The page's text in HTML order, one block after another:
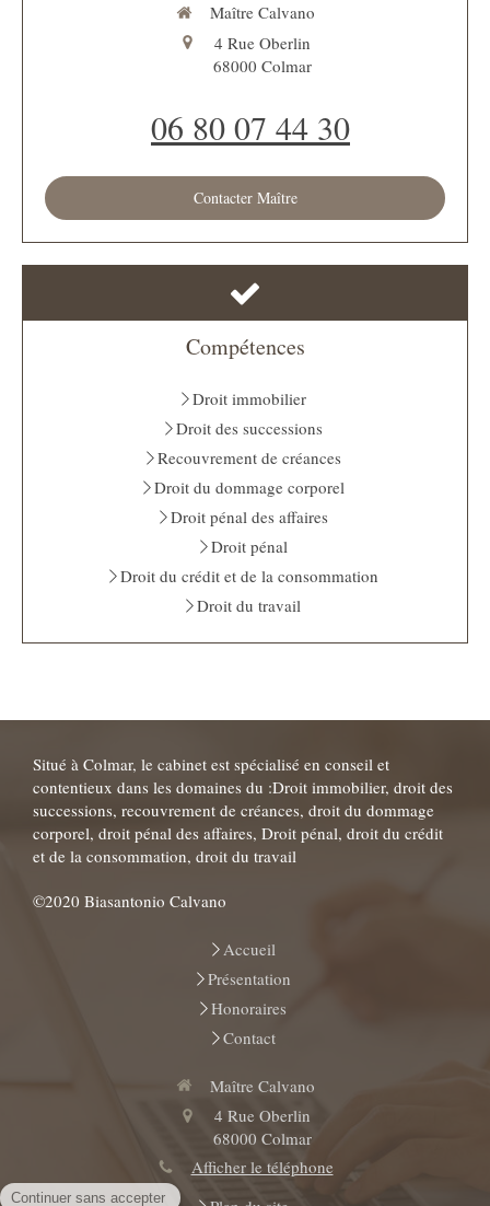
Maître Calvano
4 Rue Oberlin
68000 Colmar
06 80 07 44 30
Contacter Maître
Compétences
Droit immobilier
Droit des successions
Recouvrement de créances
Droit du dommage corporel
Droit pénal des affaires
Droit pénal
Droit du crédit et de la consommation
Droit du travail
Situé à Colmar, le cabinet est spécialisé en conseil et
contentieux dans les domaines du :Droit immobilier, droit des
successions, recouvrement de créances, droit du dommage
corporel, droit pénal des affaires, Droit pénal, droit du crédit
et de la consommation, droit du travail
©2020 Biasantonio Calvano
Accueil
Présentation
Honoraires
Contact
Maître Calvano
4 Rue Oberlin
68000 Colmar
Afficher le téléphone